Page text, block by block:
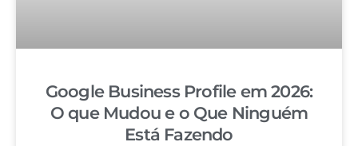
Google Business Profile em 2026:
O que Mudou e o Que Ninguém
Está Fazendo